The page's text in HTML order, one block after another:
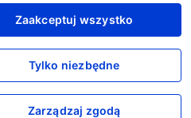
Zaakceptuj wszystko
Tylko niezbędne
Zarządzaj zgodą
XXXXXXX
XXXXXXX
XXXXXXX
XXXXXXX
kontoaby uzyskać dostęp do